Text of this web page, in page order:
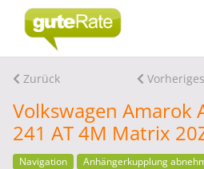
Zurück Vorheriges
Volkswagen Amarok
241 AT 4M Matrix
Navigation Anhängerkupplung